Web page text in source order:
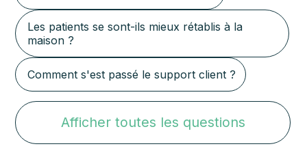
Les patients se sont-ils mieux rétablis à la
maison ?
Comment s'est passé le support client ?
Afficher toutes les questions